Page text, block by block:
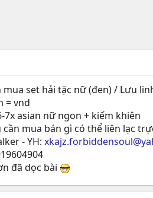
mua set hải tặc nữ (đen) / Lưu
= vnd
7x asian nữ ngon + kiếm khiên
cần mua bán gì có thể liên lạc
- YH:
đã dọc bài